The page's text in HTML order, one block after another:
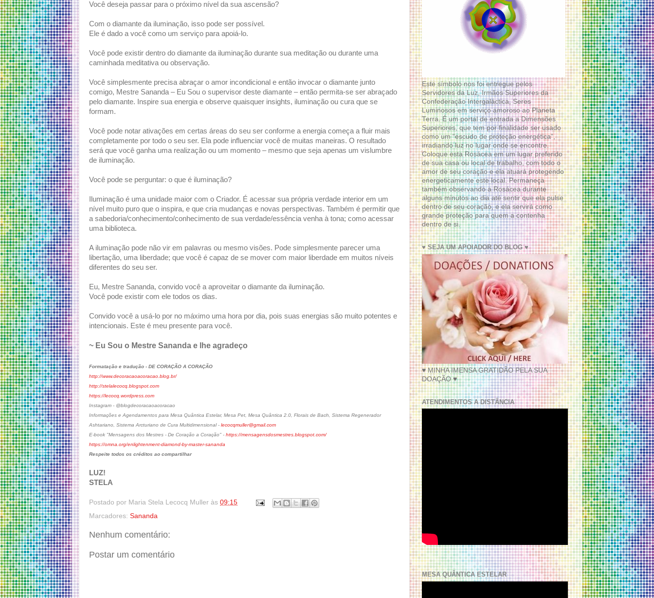
Você deseja passar para o próximo nível da sua ascensão?
Com o diamante da iluminação, isso pode ser possível.
Ele é dado a você como um serviço para apoiá-lo.
Você pode existir dentro do diamante da iluminação durante sua meditação ou durante uma
caminhada meditativa ou observação.
Você simplesmente precisa abraçar o amor incondicional e então invocar o diamante junto
comigo, Mestre Sananda – Eu Sou o supervisor deste diamante – então permita-se ser abraçado
pelo diamante. Inspire sua energia e observe quaisquer insights, iluminação ou cura que se
formam.
Você pode notar ativações em certas áreas do seu ser conforme a energia começa a fluir mais
completamente por todo o seu ser. Ela pode influenciar você de muitas maneiras. O resultado
será que você ganha uma realização ou um momento – mesmo que seja apenas um vislumbre
de iluminação.
Você pode se perguntar: o que é iluminação?
Iluminação é uma unidade maior com o Criador. É acessar sua própria verdade interior em um
nível muito puro que o inspira, e que cria mudanças e novas perspectivas. Também é permitir que
a sabedoria/conhecimento/conhecimento de sua verdade/essência venha à tona; como acessar
uma biblioteca.
A iluminação pode não vir em palavras ou mesmo visões. Pode simplesmente parecer uma
libertação, uma liberdade; que você é capaz de se mover com maior liberdade em muitos níveis
diferentes do seu ser.
Eu, Mestre Sananda, convido você a aproveitar o diamante da iluminação.
Você pode existir com ele todos os dias.
Convido você a usá-lo por no máximo uma hora por dia, pois suas energias são muito potentes e
intencionais. Este é meu presente para você.
~ Eu Sou o Mestre Sananda e lhe agradeço
Formatação e tradução - DE CORAÇÃO A CORAÇÃO
http://www.decoracaoacoracao.blog.br/
http://stelalecocq.blogspot.com
https://lecocq.wordpress.com
Instagram - @blogdecoracaoacoracao
Informações e Agendamentos para Mesa Quântica Estelar, Mesa Pet, Mesa Quântica 2.0, Florais de Bach, Sistema Regenerador
Ashtariano, Sistema Arcturiano de Cura Multidimensional - lecocqmuller@gmail.com
E-book "Mensagens dos Mestres - De Coração a Coração" - https://mensagensdosmestres.blogspot.com/
https://omna.org/enlightenment-diamond-by-master-sananda
Respeite todos os créditos ao compartilhar
LUZ!
STELA
Postado por Maria Stela Lecocq Muller às 09:15
Marcadores: Sananda
Nenhum comentário:
Postar um comentário
Este símbolo nos foi entregue pelos
Servidores da Luz, Irmãos Superiores da
Confederação Intergaláctica, Seres
Luminosos em serviço amoroso ao Planeta
Terra. É um portal de entrada a Dimensões
Superiores, que tem por finalidade ser usado
como um “escudo de proteção energética”,
irradiando luz no lugar onde se encontre.
Coloque esta Rosácea em um lugar preferido
de sua casa ou local de trabalho, com todo o
amor de seu coração e ela atuará protegendo
energeticamente este local. Permaneça
também observando a Rosácea durante
alguns minutos ao dia até sentir que ela pulse
dentro de seu coração, e ela servirá como
grande proteção para quem a contenha
dentro de si.
♥ SEJA UM APOIADOR DO BLOG ♥
♥ MINHA IMENSA GRATIDÃO PELA SUA
DOAÇÃO ♥
ATENDIMENTOS A DISTÂNCIA
MESA QUÂNTICA ESTELAR